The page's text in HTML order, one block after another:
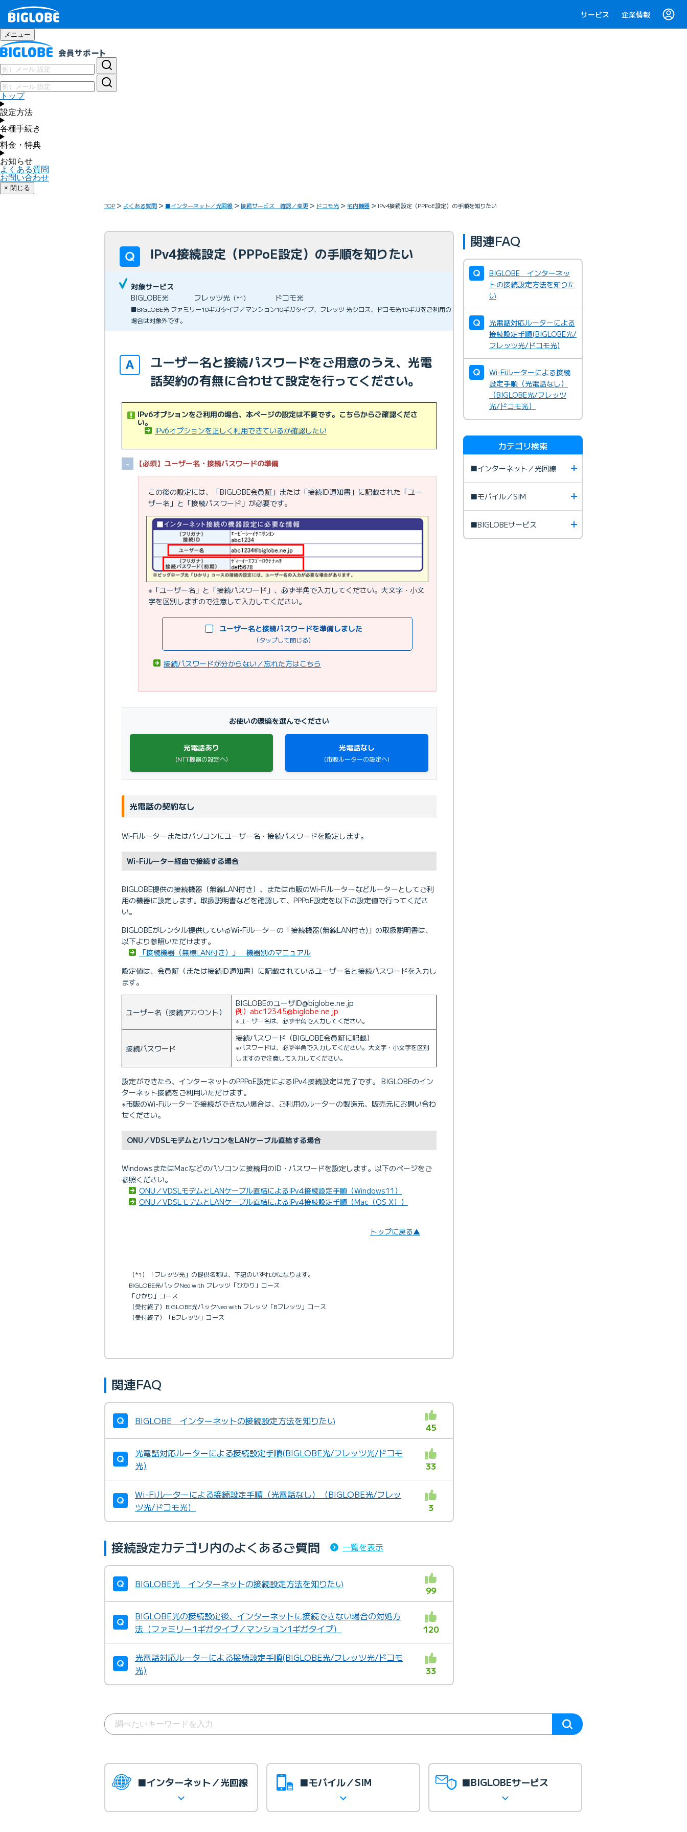
サービス 企業情報
メニュー
トップ
設定方法
各種手続き
料金・特典
お知らせ
よくある質問
お問い合わせ
× 閉じる
TOP よくある質問 ■インターネット／光回線 接続サービス 確認／変更 ドコモ光 宅内機器 IPv4接続設定（PPPoE設定）の手順を知りたい
IPv4接続設定（PPPoE設定）の手順を知りたい
対象サービス
BIGLOBE光
フレッツ光 （*1） ドコモ光
■BIGLOBE光 ファミリー10ギガタイプ／マンション10ギガタイプ、フレッツ 光クロス、ドコモ光10ギガをご利用の
場合は対象外です。
ユーザー名と接続パスワードをご用意のうえ、光電
話契約の有無に合わせて設定を行ってください。
IPv6オプションをご利用の場合、本ページの設定は不要です。こちらからご確認くださ
い。
IPv6オプションを正しく利用できているか確認したい
【必須】ユーザー名・接続パスワードの準備
この後の設定には、「BIGLOBE会員証」または「接続ID通知書」に記載された「ユー
ザー名」と「接続パスワード」が必要です。
※「ユーザー名」と「接続パスワード」、必ず半角で入力してください。大文字・小文
字を区別しますので注意して入力してください。
ユーザー名と接続パスワードを準備しました
（タップして閉じる）
接続パスワードが分からない／忘れた方はこちら
お使いの環境を選んでください
光電話あり
(NTT機器の設定へ)
光電話なし
(市販ルーターの設定へ)
光電話の契約なし
Wi-Fiルーターまたはパソコンにユーザー名・接続パスワードを設定します。
Wi-Fiルーター経由で接続する場合
BIGLOBE提供の接続機器（無線LAN付き）、または市販のWi-Fiルーターなどルーターとしてご利
用の機器に設定します。取扱説明書などを確認して、PPPoE設定を以下の設定値で行ってくださ
い。
BIGLOBEがレンタル提供しているWi-Fiルーターの「接続機器(無線LAN付き)」の取扱説明書は、
以下より参照いただけます。
「接続機器（無線LAN付き）」 機器別のマニュアル
設定値は、会員証（または接続ID通知書）に記載されているユーザー名と接続パスワードを入力し
ます。
ユーザー名（接続アカウント）
BIGLOBEのユーザID@biglobe.ne.jp
例）abc12345@biglobe.ne.jp
※ユーザー名は、必ず半角で入力してください。
接続パスワード
接続パスワード（BIGLOBE会員証に記載）
※パスワードは、必ず半角で入力してください。大文字・小文字を区別
しますので注意して入力してください。
設定ができたら、インターネットのPPPoE設定によるIPv4接続設定は完了です。 BIGLOBEのイン
ターネット接続をご利用いただけます。
※市販のWi-Fiルーターで接続ができない場合は、ご利用のルーターの製造元、販売元にお問い合わ
せください。
ONU／VDSLモデムとパソコンをLANケーブル直結する場合
WindowsまたはMacなどのパソコンに接続用のID・パスワードを設定します。以下のページをご
参照ください。
ONU／VDSLモデムとLANケーブル直結によるIPv4接続設定手順（Windows11）
ONU／VDSLモデムとLANケーブル直結によるIPv4接続設定手順（Mac（OS X））
トップに戻る▲
（*1）「フレッツ光」の提供名称は、下記のいずれかになります。
BIGLOBE光パックNeo with フレッツ「ひかり」コース
「ひかり」コース
（受付終了）BIGLOBE光パックNeo with フレッツ「Bフレッツ」コース
（受付終了）「Bフレッツ」コース
関連FAQ
BIGLOBE インターネットの接続設定方法を知りたい
45
光電話対応ルーターによる接続設定手順(BIGLOBE光/フレッツ光/ドコモ
光)
33
Wi-Fiルーターによる接続設定手順（光電話なし）（BIGLOBE光/フレッ
ツ光/ドコモ光）
3
接続設定カテゴリ内のよくあるご質問 一覧を表示
BIGLOBE光 インターネットの接続設定方法を知りたい
99
BIGLOBE光の接続設定後、インターネットに接続できない場合の対処方
法（ファミリー1ギガタイプ／マンション1ギガタイプ）
120
光電話対応ルーターによる接続設定手順(BIGLOBE光/フレッツ光/ドコモ
光)
33
関連FAQ
BIGLOBE インターネッ
トの接続設定方法を知りた
い
光電話対応ルーターによる
接続設定手順(BIGLOBE光/
フレッツ光/ドコモ光)
Wi-Fiルーターによる接続
設定手順（光電話なし）
（BIGLOBE光/フレッツ
光/ドコモ光）
カテゴリ検索
■インターネット／光回線
■モバイル／SIM
■BIGLOBEサービス
■インターネット／光回線 ■モバイル／SIM ■BIGLOBEサービス